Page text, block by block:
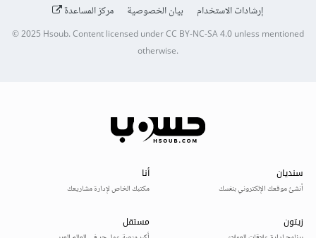
إرشادات الاستخدام
بيان الخصوصية مركز المساعدة
© 2025Hsoub.Content licensed underCC BY-NC-SA 4.0unless mentioned
otherwise.